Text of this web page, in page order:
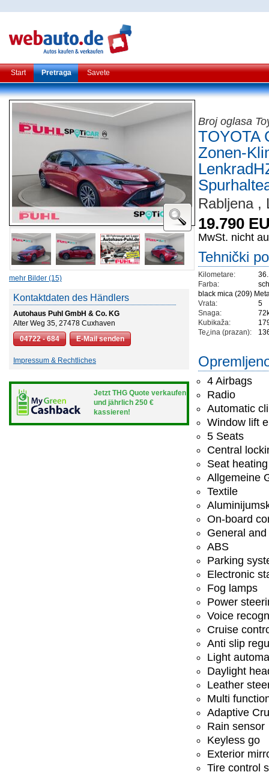
Start Pretraga Savete
mehr Bilder (15)
Kontaktdaten des Händlers
Autohaus Puhl GmbH & Co. KG
Alter Weg 35, 27478 Cuxhaven
04722 - 684
E-Mail senden
Impressum & Rechtliches
Jetzt THG Quote verkaufen
und jährlich 250 €
kassieren!
Broj oglasa
TOYOTA
Zonen-
Rabljena ,
19.790
MwSt. nicht
Tehnički
Kilometare:
Farba:
black mica (209)
Vrata:
5
Snaga:
Kubikaža:
Te¿ina (prazan):
4 Airbags
Radio
Automatic
Window lift
5 Seats
Central
Seat heating
Allgemeine
Textile
On-board
General
ABS
Parking
Electronic
Fog lamps
Power
Voice
Cruise
Anti slip
Light
Daylight
Leather
Multi
Adaptive
Rain sensor
Keyless go
Exterior
Tire control